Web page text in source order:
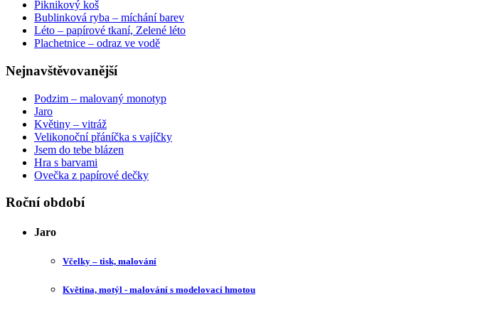
Piknikový koš
Bublinková ryba – míchání barev
Léto – papírové tkaní, Zelené léto
Plachetnice – odraz ve vodě
Nejnavštěvovanější
Podzim – malovaný monotyp
Jaro
Květiny – vitráž
Velikonoční přáníčka s vajíčky
Jsem do tebe blázen
Hra s barvami
Ovečka z papírové dečky
Roční období
Jaro
Včelky – tisk, malování
Květina, motýl - malování s modelovací hmotou